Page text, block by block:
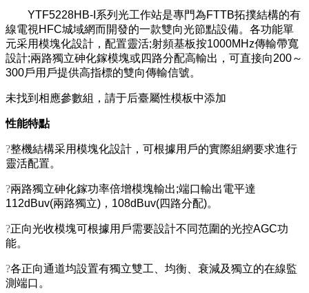
YTF5228HB-I系列光工作站是專門為FTTB拓撲結構的有
線電視HFC城域網而開發的一款雙向光節點設備。各功能單
元采用模塊化設計，配置靈活;射頻基板按1000MHz傳輸帶寬
設計;兩路獨立砷化鎵模塊或四路分配高輸出，可直接向200～
300戶用戶提供高指標的雙向傳輸信號。
未找到相應參數組，請于后臺屬性模板中添加
性能特點
?整機結構采用模塊化設計，可根據用戶的實際組網要求進行
靈活配置。
?兩路獨立砷化鎵功率倍增模塊輸出;端口輸出電平達
112dBuv(兩路獨立)，108dBuv(四路分配)。
?正向光收模塊可根據用戶需要設計不同范圍的光控AGC功
能。
?各正向通道均設置有獨立雙工、均衡、衰減及獨立的在線監
測端口。